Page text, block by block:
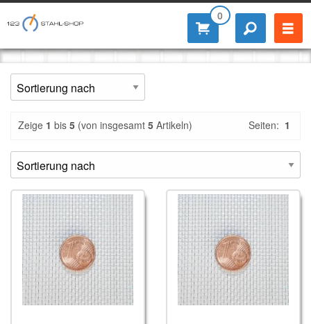
0
Zeige 1 bis 5 (von insgesamt 5 Artikeln) Seiten: 1